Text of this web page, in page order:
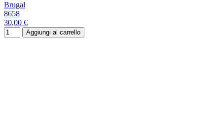
Brugal
8658
30,00 €
Aggiungi al carrello